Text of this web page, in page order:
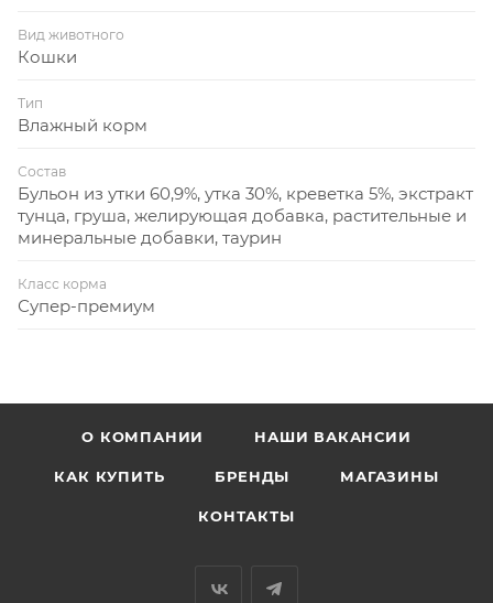
Вид животного
Кошки
Тип
Влажный корм
Состав
Бульон из утки 60,9%, утка 30%, креветка 5%, экстракт
тунца, груша, желирующая добавка, растительные и
минеральные добавки, таурин
Класс корма
Супер-премиум
О КОМПАНИИ НАШИ ВАКАНСИИ
КАК КУПИТЬ БРЕНДЫ МАГАЗИНЫ
КОНТАКТЫ